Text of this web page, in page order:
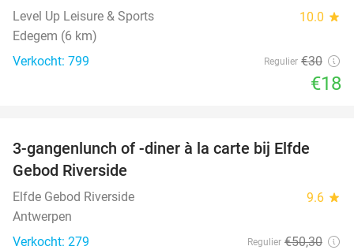
Level Up Leisure & Sports 10.0 star
Edegem (6 km)
Verkocht: 799
Regulier €30
€18
41%
3-gangenlunch of -diner à la carte bij Elfde
Gebod Riverside
Elfde Gebod Riverside 9.6 star
Antwerpen
Verkocht: 279
Regulier €50,30